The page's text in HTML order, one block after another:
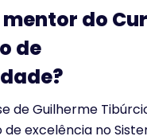
mentor do
de
de Guilherme
de excelência no